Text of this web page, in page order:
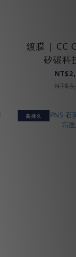
鍍膜 | CC
矽碳科
高持久